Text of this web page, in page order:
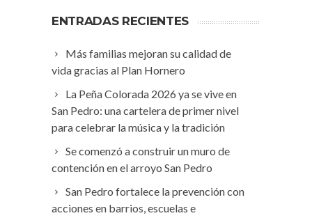
ENTRADAS RECIENTES
Más familias mejoran su calidad de
vida gracias al Plan Hornero
La Peña Colorada 2026 ya se vive en
San Pedro: una cartelera de primer nivel
para celebrar la música y la tradición
Se comenzó a construir un muro de
contención en el arroyo San Pedro
San Pedro fortalece la prevención con
acciones en barrios, escuelas e